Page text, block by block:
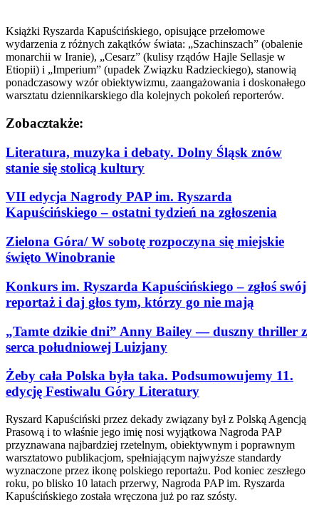
Książki Ryszarda Kapuścińskiego, opisujące przełomowe
wydarzenia z różnych zakątków świata: „Szachinszach” (obalenie
monarchii w Iranie), „Cesarz” (kulisy rządów Hajle Sellasje w
Etiopii) i „Imperium” (upadek Związku Radzieckiego), stanowią
ponadczasowy wzór obiektywizmu, zaangażowania i doskonałego
warsztatu dziennikarskiego dla kolejnych pokoleń reporterów.
Zobacztakże:
Literatura, muzyka i debaty. Dolny Śląsk znów
stanie się stolicą kultury
VII edycja Nagrody PAP im. Ryszarda
Kapuścińskiego – ostatni tydzień na zgłoszenia
Zielona Góra/ W sobotę rozpoczyna się miejskie
święto Winobranie
Konkurs im. Ryszarda Kapuścińskiego – zgłoś swój
reportaż i daj głos tym, którzy go nie mają
„Tamte dzikie dni” Anny Bailey — duszny thriller z
serca południowej Luizjany
Żeby cała Polska była taka. Podsumowujemy 11.
edycję Festiwalu Góry Literatury
Ryszard Kapuściński przez dekady związany był z Polską Agencją
Prasową i to właśnie jego imię nosi wyjątkowa Nagroda PAP
przyznawana najbardziej rzetelnym, obiektywnym i poprawnym
warsztatowo publikacjom, spełniającym najwyższe standardy
wyznaczone przez ikonę polskiego reportażu. Pod koniec zeszłego
roku, po blisko 10 latach przerwy, Nagroda PAP im. Ryszarda
Kapuścińskiego została wręczona już po raz szósty.